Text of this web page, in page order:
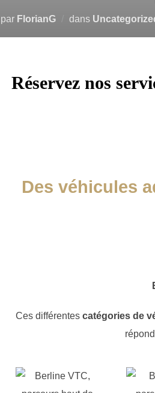
par FlorianG dans
Réservez nos
Des véhicules
Ces différentes catégories de